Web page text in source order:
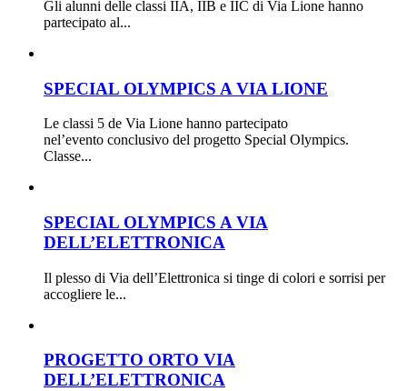
Gli alunni delle classi IIA, IIB e IIC di Via Lione hanno
partecipato al...
SPECIAL OLYMPICS A VIA LIONE
Le classi 5 de Via Lione hanno partecipato
nel’evento conclusivo del progetto Special Olympics.
Classe...
SPECIAL OLYMPICS A VIA
DELL’ELETTRONICA
Il plesso di Via dell’Elettronica si tinge di colori e sorrisi per
accogliere le...
PROGETTO ORTO VIA
DELL’ELETTRONICA